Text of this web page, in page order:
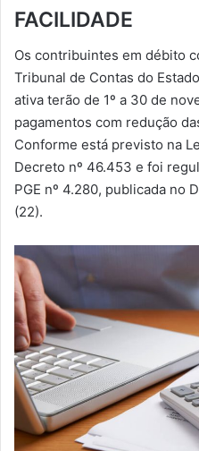
e
m
a
l
FACILIDADE
Os contribuintes em débito
Tribunal de Contas do
ativa terão de 1º a 30 de
pagamentos com redução
Conforme está previsto na
Decreto nº 46.453 e foi
PGE nº 4.280, publicada no
(22).